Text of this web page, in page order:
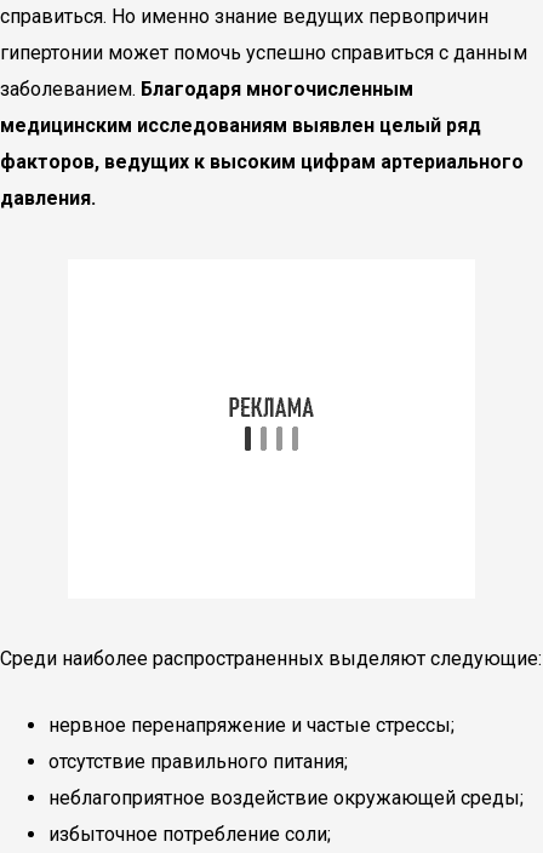
справиться. Но именно знание ведущих первопричин
гипертонии может помочь успешно справиться с данным
заболеванием. Благодаря многочисленным
медицинским исследованиям выявлен целый ряд
факторов, ведущих к высоким цифрам артериального
давления.
Среди наиболее распространенных выделяют следующие:
нервное перенапряжение и частые стрессы;
отсутствие правильного питания;
неблагоприятное воздействие окружающей среды;
избыточное потребление соли;